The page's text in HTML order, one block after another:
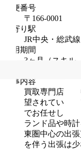
郵便番号
〒166-0001
最寄り駅
JR中央・総武
試用期間
3ヶ月（スキル
仕事内容
買取専門店「
望されている
でお任せします
ランド品や時
東圏中心の出
を伴う出張は